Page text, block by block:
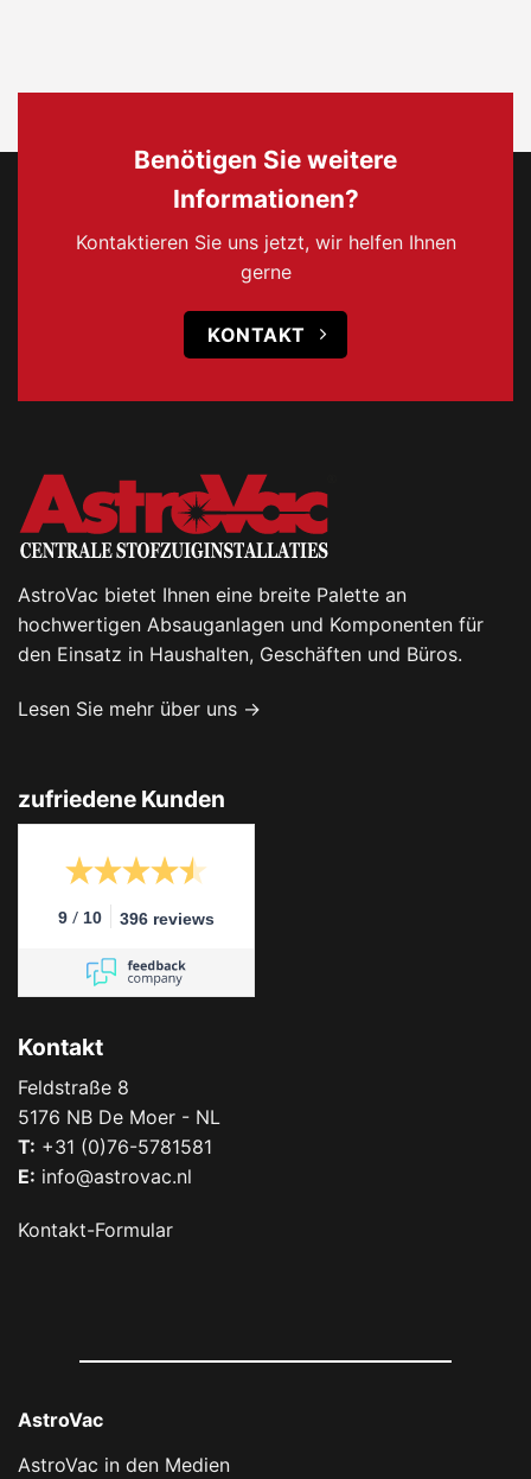
Benötigen Sie weitere
Informationen?
Kontaktieren Sie uns jetzt, wir helfen Ihnen
gerne
KONTAKT
AstroVac bietet Ihnen eine breite Palette an
hochwertigen Absauganlagen und Komponenten für
den Einsatz in Haushalten, Geschäften und Büros.
Lesen Sie mehr über uns →
zufriedene Kunden
9 / 10 396 reviews
Kontakt
Feldstraße 8
5176 NB De Moer - NL
T: +31 (0)76-5781581
E: info@astrovac.nl
Kontakt-Formular
AstroVac
AstroVac in den Medien